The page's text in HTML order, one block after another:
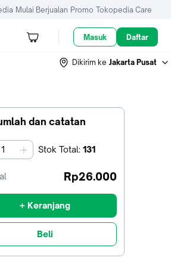
Mulai Berjualan Promo Tokopedia Care
Masuk Daftar
Dikirim ke Jakarta Pusat
dan catatan
Stok Total: 131
Rp26.000
+ Keranjang
Beli